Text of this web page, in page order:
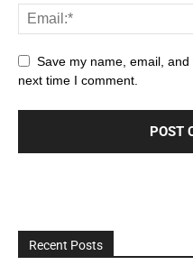
Save my name, email,
next time I comment.
Recent Posts